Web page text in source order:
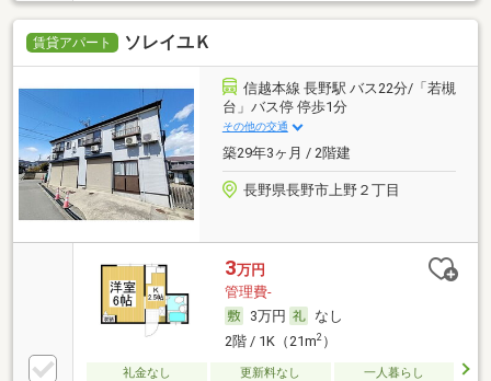
賃貸アパート ソレイユＫ
信越本線 長野駅 バス22分/「若槻
台」バス停 停歩1分
その他の交通
築29年3ヶ月 / 2階建
長野県長野市上野２丁目
3万円
管理費-
3万円
なし
2階 / 1K（21m2）
礼金なし 更新料なし
一人暮らし